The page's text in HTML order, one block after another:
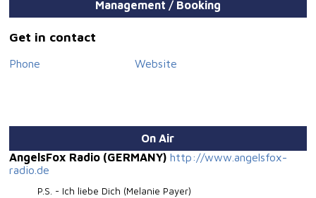
Management / Booking
Get in contact
Phone Website
On Air
AngelsFox Radio (GERMANY) http://www.angelsfox-
radio.de
P.S. - Ich liebe Dich (Melanie Payer)